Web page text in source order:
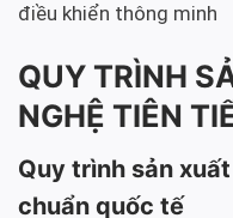
điều khiển thông minh
QUY TRÌNH
NGHỆ TIÊN
Quy trình sản
chuẩn quốc tế